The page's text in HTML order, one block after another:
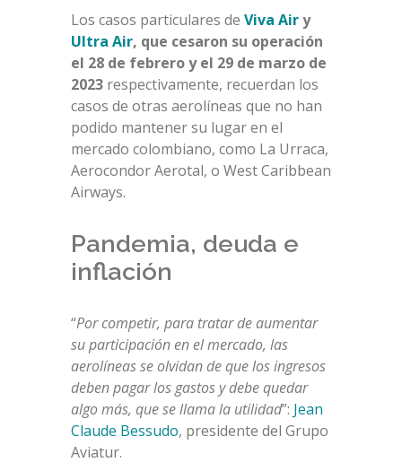
Los casos particulares de Viva Airy
Ultra Air, que cesaron su operación
el 28 de febrero y el 29 de marzo de
2023 respectivamente, recuerdan los
casos de otras aerolíneas que no han
podido mantener su lugar en el
mercado colombiano, como La Urraca,
Aerocondor Aerotal, o West Caribbean
Airways.
Pandemia, deuda e
inflación
“Por competir, para tratar de aumentar
su participación en el mercado, las
aerolíneas se olvidan de que los ingresos
deben pagar los gastos y debe quedar
algo más, que se llama la utilidad”: Jean
Claude Bessudo, presidente del Grupo
Aviatur.